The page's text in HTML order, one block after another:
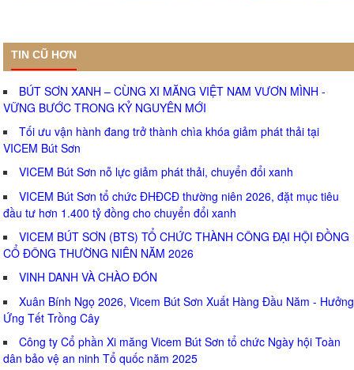
TIN CŨ HƠN
BÚT SƠN XANH – CÙNG XI MĂNG VIỆT NAM VƯƠN MÌNH -
VỮNG BƯỚC TRONG KỶ NGUYÊN MỚI
Tối ưu vận hành đang trở thành chìa khóa giảm phát thải tại
VICEM Bút Sơn
VICEM Bút Sơn nỗ lực giảm phát thải, chuyển đổi xanh
VICEM Bút Sơn tổ chức ĐHĐCĐ thường niên 2026, đặt mục tiêu
đầu tư hơn 1.400 tỷ đồng cho chuyển đổi xanh
VICEM BÚT SƠN (BTS) TỔ CHỨC THÀNH CÔNG ĐẠI HỘI ĐỒNG
CỔ ĐÔNG THƯỜNG NIÊN NĂM 2026
VINH DANH VÀ CHÀO ĐÓN
Xuân Bính Ngọ 2026, Vicem Bút Sơn Xuất Hàng Đầu Năm - Hưởng
Ứng Tết Trồng Cây
Công ty Cổ phần Xi măng Vicem Bút Sơn tổ chức Ngày hội Toàn
dân bảo vệ an ninh Tổ quốc năm 2025